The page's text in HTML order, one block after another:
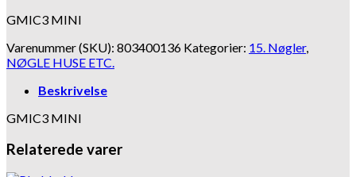
GMIC3 MINI
Varenummer (SKU): 803400136 Kategorier: 15. Nøgler,
NØGLE HUSE ETC.
Beskrivelse
GMIC3 MINI
Relaterede varer